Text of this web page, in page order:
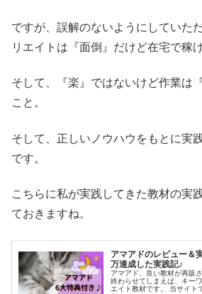
ですが、誤解のないようにしていた
リエイトは『面倒』だけど在宅で稼
そして、『楽』ではないけど作業は
こと。
そして、正しいノウハウをもとに実
です。
こちらに私が実践してきた教材の実
ておきますね。
アマアドのレビュー＆
万達成した実践記♪
アマアド、良い教材が再販
終わらせてしまえば、キー
エイト教材です。 当サイトではアマアドを一つの軸として